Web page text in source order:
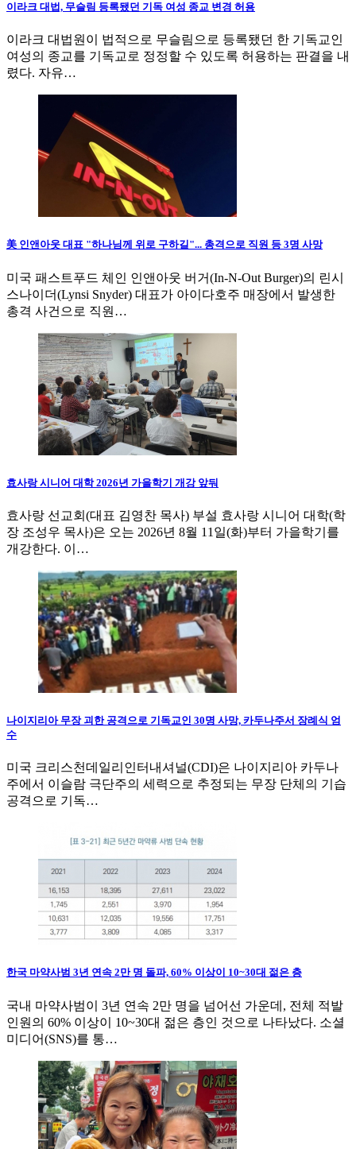
이라크 대법, 무슬림 등록됐던 기독 여성 종교 변경 허용
이라크 대법원이 법적으로 무슬림으로 등록됐던 한 기독교인
여성의 종교를 기독교로 정정할 수 있도록 허용하는 판결을 내
렸다. 자유…
美 인앤아웃 대표 "하나님께 위로 구하길"... 총격으로 직원 등 3명 사망
미국 패스트푸드 체인 인앤아웃 버거(In-N-Out Burger)의 린시
스나이더(Lynsi Snyder) 대표가 아이다호주 매장에서 발생한
총격 사건으로 직원…
효사랑 시니어 대학 2026년 가을학기 개강 앞둬
효사랑 선교회(대표 김영찬 목사) 부설 효사랑 시니어 대학(학
장 조성우 목사)은 오는 2026년 8월 11일(화)부터 가을학기를
개강한다. 이…
나이지리아 무장 괴한 공격으로 기독교인 30명 사망, 카두나주서 장례식 엄
수
미국 크리스천데일리인터내셔널(CDI)은 나이지리아 카두나
주에서 이슬람 극단주의 세력으로 추정되는 무장 단체의 기습
공격으로 기독…
한국 마약사범 3년 연속 2만 명 돌파, 60% 이상이 10~30대 젊은 층
국내 마약사범이 3년 연속 2만 명을 넘어선 가운데, 전체 적발
인원의 60% 이상이 10~30대 젊은 층인 것으로 나타났다. 소셜
미디어(SNS)를 통…